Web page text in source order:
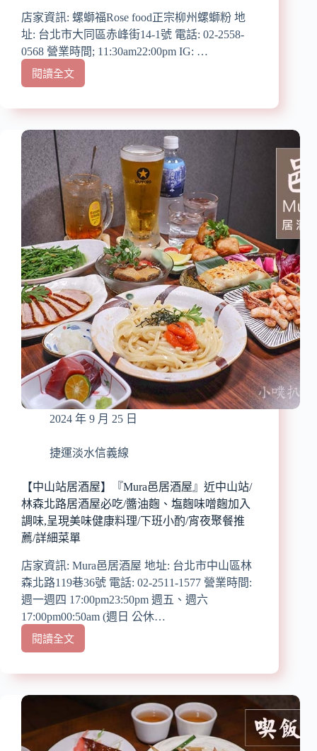
份
量、
湯
頭
濃
香
大
推
大
三
元、
清
燉
牛
肉
麵
店家資訊: 螺螄福Rose food正宗柳州螺螄粉 地
址: 台北市大同區赤峰街14-1號 電話: 02-2558-
0568 營業時間; 11:30am22:00pm IG: …
閱讀全文
【大
區
食】
『螺
螄
福
Rose
food
宗
柳
州
螺
螄
粉』
近
中
山
站/
赤
峰
街
隊
食
餐
廳/
道
地
西
柳
州
風
味
螺
粉/
好
2024 年 9 月 25 日
捷運淡水信義線
【中山站居酒屋】『Mura邑居酒屋』近中山站/
林森北路居酒屋必吃/醬油麴、塩麴味噌麴加入
調味,呈現美味健康料理/下班小酌/宵夜聚餐推
薦/詳細菜單
店家資訊: Mura邑居酒屋 地址: 台北市中山區林
森北路119巷36號 電話: 02-2511-1577 營業時間:
週一週四 17:00pm23:50pm 週五、週六
17:00pm00:50am (週日 公休…
閱讀全文
【中
站
屋】
『Mura